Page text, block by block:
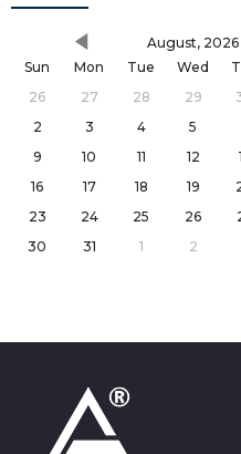
August, 2026
Sun
Mon Tue Wed
26
27 28 29
2
3 4 5
9
10 11 12
16
17 18 19
23
24 25 26
30
31 1 2